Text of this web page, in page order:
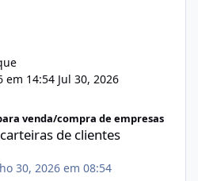
em 14:54 Jul 30, 2026
venda/compra de empresas
de clientes
30, 2026 em 08:54